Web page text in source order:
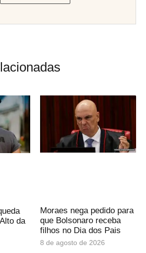
da
Moraes nega pedido para
que Bolsonaro receba
filhos no Dia dos Pais
8 de agosto de 2026